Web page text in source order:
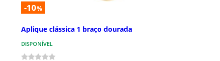
-10%
Aplique clássica 1 braço dourada
DISPONÍVEL